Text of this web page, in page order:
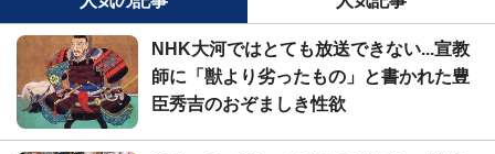
NHK大河ではとても放送できない...宣教
師に「獣より劣ったもの」と書かれた豊
臣秀吉のおぞましき性欲